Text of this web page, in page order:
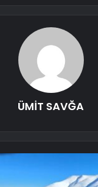
ÜMİT SAVĞA